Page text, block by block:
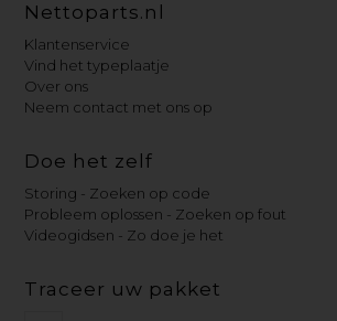
Nettoparts.nl
Klantenservice
Vind het typeplaatje
Over ons
Neem contact met ons op
Doe het zelf
Storing - Zoeken op code
Probleem oplossen - Zoeken op fout
Videogidsen - Zo doe je het
Traceer uw pakket